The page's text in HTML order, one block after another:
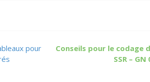
pour
Conseils pour le codage
SSR –